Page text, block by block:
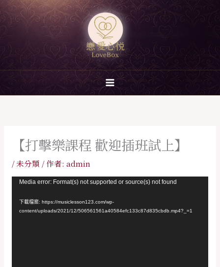
跳
至
主
要
內
【打擊樂課程 歡迎插班試上】
/未分類 / 作者: admin
Media error: Format(s) not supported or source(s) not found
下載檔案: https://musiclesson123.com/wp-
content/uploads/2021/12/506561561a40584efc133c87d835cbdb.mp4?_=1